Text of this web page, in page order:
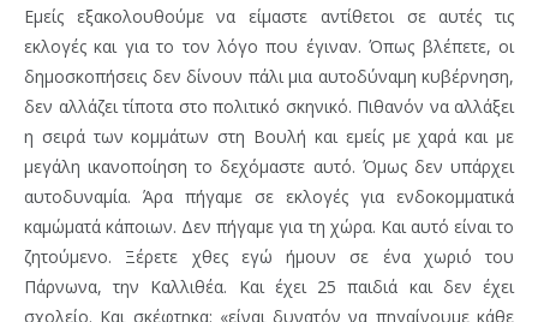
Εμείς εξακολουθούμε να είμαστε αντίθετοι σε αυτές τις
εκλογές και για το τον λόγο που έγιναν. Όπως βλέπετε, οι
δημοσκοπήσεις δεν δίνουν πάλι μια αυτοδύναμη κυβέρνηση,
δεν αλλάζει τίποτα στο πολιτικό σκηνικό. Πιθανόν να αλλάξει
η σειρά των κομμάτων στη Βουλή και εμείς με χαρά και με
μεγάλη ικανοποίηση το δεχόμαστε αυτό. Όμως δεν υπάρχει
αυτοδυναμία. Άρα πήγαμε σε εκλογές για ενδοκομματικά
καμώματά κάποιων. Δεν πήγαμε για τη χώρα. Και αυτό είναι το
ζητούμενο. Ξέρετε χθες εγώ ήμουν σε ένα χωριό του
Πάρνωνα, την Καλλιθέα. Και έχει 25 παιδιά και δεν έχει
σχολείο. Και σκέφτηκα: «είναι δυνατόν να πηγαίνουμε κάθε